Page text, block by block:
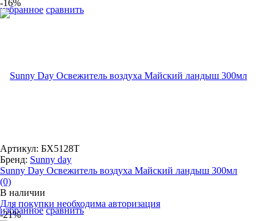
избранное сравнить
-16%
избранное сравнить
Артикул: БХ5128Т
Бренд: Sunny day
Sunny Day Освежитель воздуха Майский ландыш 300мл
(0)
В наличии
Для покупки необходима авторизация
-21%